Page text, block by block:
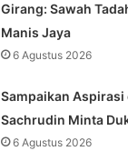
Girang: Sawah
Manis Jaya
6 Agustus 2026
Sampaikan Aspirasi
Sachrudin Minta
6 Agustus 2026